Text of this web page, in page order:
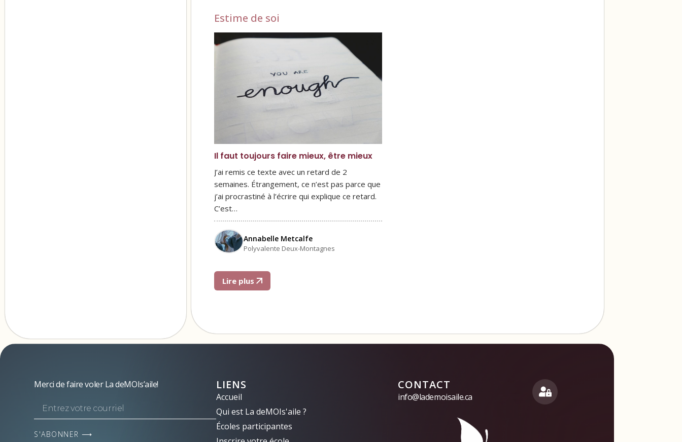
Estime de soi
Il faut toujours faire mieux, être mieux
J’ai remis ce texte avec un retard de 2
semaines. Étrangement, ce n’est pas parce que
j’ai procrastiné à l’écrire qui explique ce retard.
C’est…
Annabelle Metcalfe
Polyvalente Deux-Montagnes
Lire plus
Merci de faire voler La deMOIs’aile!
S'ABONNER ⟶
LIENS
Accueil
Qui est La deMOIs'aile ?
Écoles participantes
CONTACT
info@lademoisaile.ca